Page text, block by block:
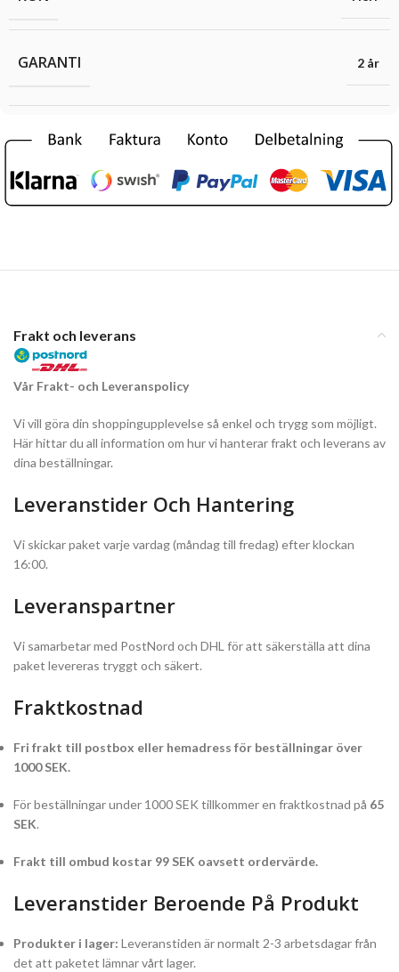
GARANTI 2 år
Frakt och leverans
Vår Frakt- och Leveranspolicy
Vi vill göra din shoppingupplevelse så enkel och trygg som möjligt.
Här hittar du all information om hur vi hanterar frakt och leverans av
dina beställningar.
Leveranstider Och Hantering
Vi skickar paket varje vardag (måndag till fredag) efter klockan
16:00.
Leveranspartner
Vi samarbetar med PostNord och DHL för att säkerställa att dina
paket levereras tryggt och säkert.
Fraktkostnad
Fri frakt till postbox eller hemadress för beställningar över
1000 SEK.
För beställningar under 1000 SEK tillkommer en fraktkostnad på 65
SEK.
Frakt till ombud kostar 99 SEK oavsett ordervärde.
Leveranstider Beroende På Produkt
Produkter i lager: Leveranstiden är normalt 2-3 arbetsdagar från
det att paketet lämnar vårt lager.